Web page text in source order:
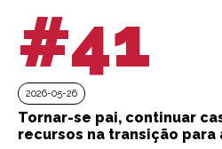
#41
2026-05-26
Tornar-se pai, continuar
recursos na transição